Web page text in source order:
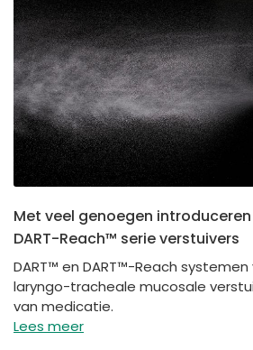
Met veel genoegen introduceren
DART-Reach™ serie verstuivers
DART™ en DART™-Reach
laryngo-tracheale mucosale
van medicatie.
Lees meer